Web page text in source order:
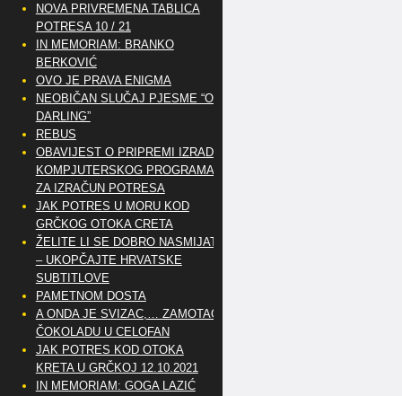
NOVA PRIVREMENA TABLICA
POTRESA 10 / 21
IN MEMORIAM: BRANKO
BERKOVIĆ
OVO JE PRAVA ENIGMA
NEOBIČAN SLUČAJ PJESME “OH
DARLING”
REBUS
OBAVIJEST O PRIPREMI IZRADE
KOMPJUTERSKOG PROGRAMA
ZA IZRAČUN POTRESA
JAK POTRES U MORU KOD
GRČKOG OTOKA CRETA
ŽELITE LI SE DOBRO NASMIJATI
– UKOPČAJTE HRVATSKE
SUBTITLOVE
PAMETNOM DOSTA
A ONDA JE SVIZAC,… ZAMOTAO
ČOKOLADU U CELOFAN
JAK POTRES KOD OTOKA
KRETA U GRČKOJ 12.10.2021
IN MEMORIAM: GOGA LAZIĆ